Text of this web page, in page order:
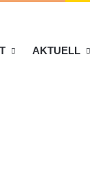
AKTUELL